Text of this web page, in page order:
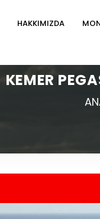
HAKKIMIZDA
KEMER